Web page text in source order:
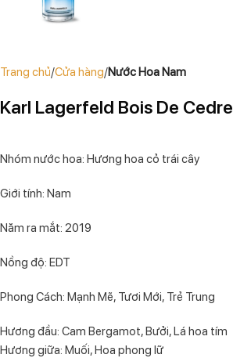
Trang chủ Cửa hàng Nước Hoa Nam
Karl Lagerfeld Bois De Cedre
Nhóm nước hoa: Hương hoa cỏ trái cây
Giới tính: Nam
Năm ra mắt: 2019
Nồng độ: EDT
Phong Cách: Mạnh Mẽ, Tươi Mới, Trẻ Trung
Hương đầu: Cam Bergamot, Bưởi, Lá hoa tím
Hương giữa: Muối, Hoa phong lữ